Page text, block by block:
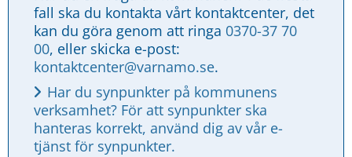
fall ska du kontakta vårt kontaktcenter, det
kan du göra genom att ringa 0370-37 70
00
kontaktcenter@varnamo.se.
Har du synpunkter på kommunens
verksamhet? För att synpunkter ska
hanteras korrekt, använd dig av vår e-
tjänst för synpunkter.